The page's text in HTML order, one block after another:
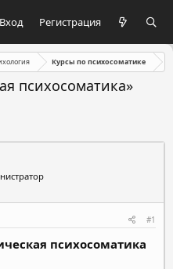
Вход Регистрация
Курсы по психосоматике
психосоматика»
#1
психосоматика